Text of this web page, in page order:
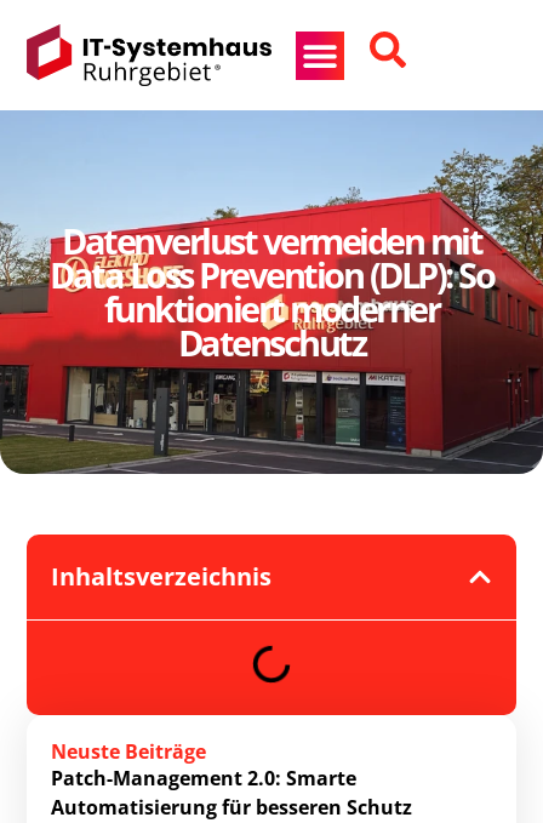
Datenverlust vermeiden mit
Data Loss Prevention (DLP): So
funktioniert moderner
Datenschutz
Inhaltsverzeichnis
Neuste Beiträge
Patch-Management 2.0: Smarte
Automatisierung für besseren Schutz